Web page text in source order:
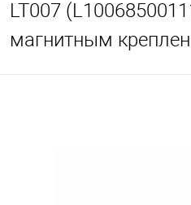
LT007
магнитным